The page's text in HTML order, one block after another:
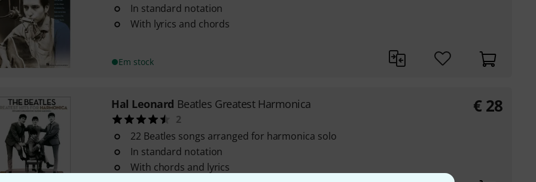
In standard notation
With lyrics and chords
Em stock
Hal Leonard Beatles Greatest Harmonica
2
22 Beatles songs arranged for harmonica solo
In standard notation
With chords and lyrics
€ 28